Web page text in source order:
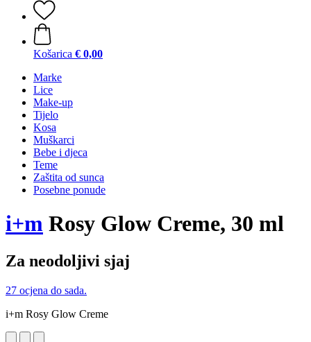
Košarica € 0,00
Marke
Lice
Make-up
Tijelo
Kosa
Muškarci
Bebe i djeca
Teme
Zaštita od sunca
Posebne ponude
i+m Rosy Glow Creme, 30 ml
Za neodoljivi sjaj
27 ocjena do sada.
i+m Rosy Glow Creme